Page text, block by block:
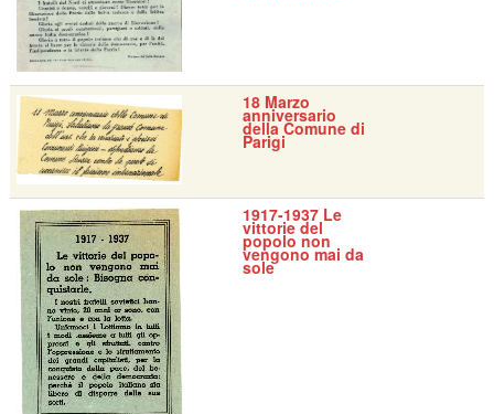
18 Marzo
anniversario
della Comune di
Parigi
1917-1937 Le
vittorie del
popolo non
vengono mai da
sole